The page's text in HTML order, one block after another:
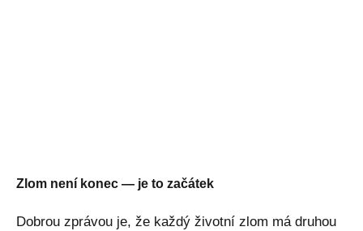
Zlom není konec — je to začátek
Dobrou zprávou je, že každý životní zlom má druhou